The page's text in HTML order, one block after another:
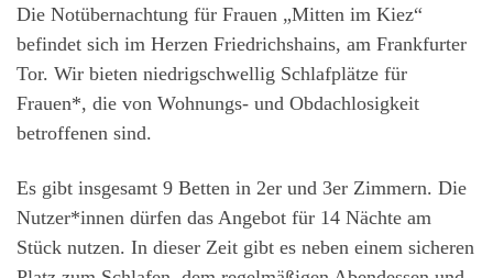
Die Notübernachtung für Frauen „Mitten im Kiez“
befindet sich im Herzen Friedrichshains, am Frankfurter
Tor. Wir bieten niedrigschwellig Schlafplätze für
Frauen*, die von Wohnungs- und Obdachlosigkeit
betroffenen sind.
Es gibt insgesamt 9 Betten in 2er und 3er Zimmern. Die
Nutzer*innen dürfen das Angebot für 14 Nächte am
Stück nutzen. In dieser Zeit gibt es neben einem sicheren